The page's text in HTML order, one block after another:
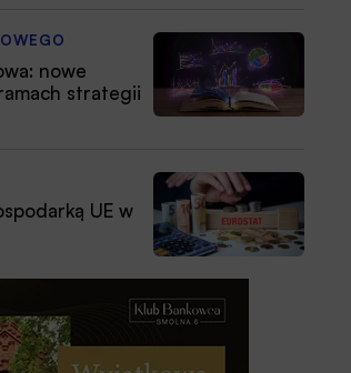
nowe
strategii
UE w